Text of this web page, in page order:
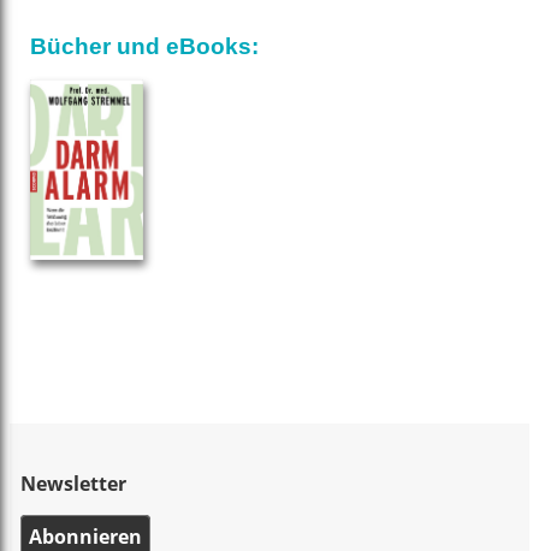
Bücher und eBooks:
Newsletter
Abonnieren